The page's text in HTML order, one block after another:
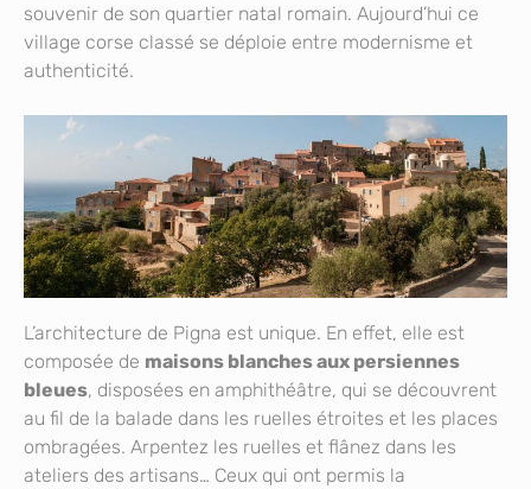
souvenir de son quartier natal romain. Aujourd’hui ce
village corse classé se déploie entre modernisme et
authenticité.
L’architecture de Pigna est unique. En effet, elle est
composée de maisons blanches aux persiennes
bleues, disposées en amphithéâtre, qui se découvrent
au fil de la balade dans les ruelles étroites et les places
ombragées. Arpentez les ruelles et flânez dans les
ateliers des artisans… Ceux qui ont permis la